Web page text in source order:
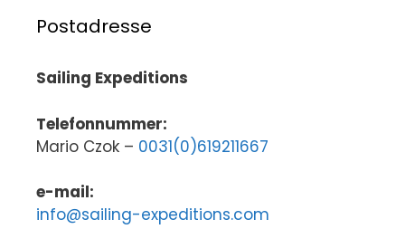
Postadresse
Sailing Expeditions
Telefonnummer:
Mario Czok – 0031(0)619211667
e-mail:
info@sailing-expeditions.com